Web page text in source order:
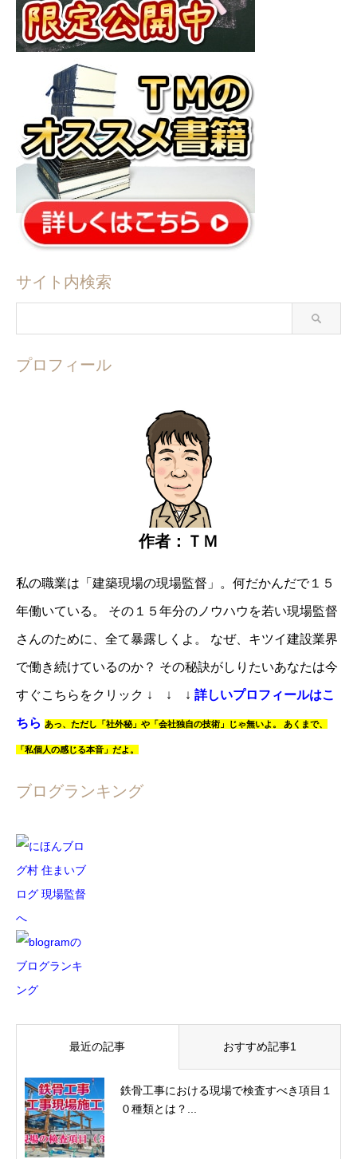
サイト内検索
プロフィール
作者：ＴＭ
私の職業は「建築現場の現場監督」。 何だかんだで１５
年働いている。 その１５年分のノウハウを若い現場監督
さんのために、全て暴露しくよ。 なぜ、キツイ建設業界
で働き続けているのか？ その秘訣がしりたいあなたは今
すぐこちらをクリック ↓ ↓ ↓ 詳しいプロフィールはこ
ちら あっ、 ただし「社外秘」や「会社独自の技術」じゃ無いよ。 あくまで、
「私個人の感じる本音」だよ。
ブログランキング
最近の記事 おすすめ記事1
鉄骨工事における現場で検査すべき項目１
０種類とは？...